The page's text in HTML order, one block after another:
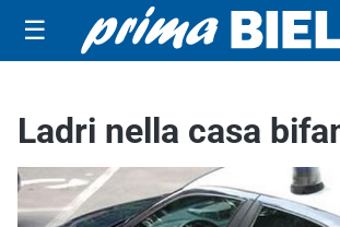
☰
Ladri nella casa